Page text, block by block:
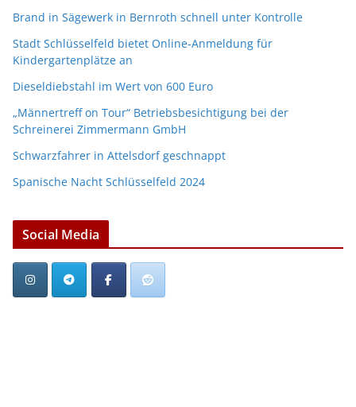
Brand in Sägewerk in Bernroth schnell unter Kontrolle
Stadt Schlüsselfeld bietet Online-Anmeldung für
Kindergartenplätze an
Dieseldiebstahl im Wert von 600 Euro
„Männertreff on Tour“ Betriebsbesichtigung bei der
Schreinerei Zimmermann GmbH
Schwarzfahrer in Attelsdorf geschnappt
Spanische Nacht Schlüsselfeld 2024
Social Media